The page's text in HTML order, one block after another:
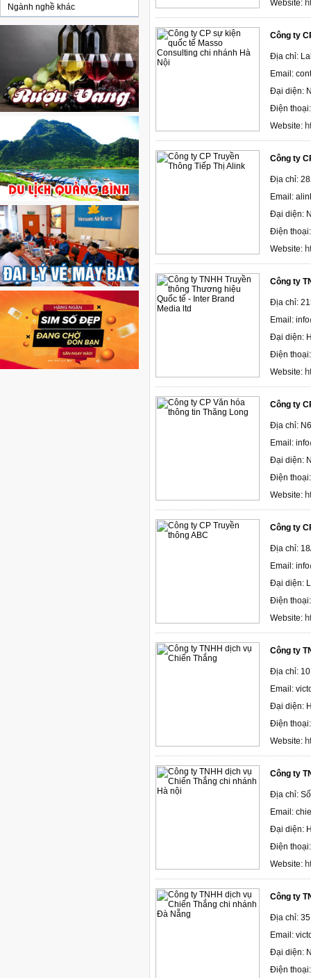
Ngành nghề khác
Website:
Công ty
Địa chỉ:
Email:
Đại diện:
Điện
Website:
Công ty
Địa chỉ:
Email:
Đại diện:
Điện
Website:
Công ty
Địa chỉ:
Email:
Đại diện:
Điện
Website:
Công ty
Địa chỉ:
Email:
Đại diện:
Điện
Website:
Công ty
Địa chỉ:
Email:
Đại diện:
Điện
Website:
Công ty
Địa chỉ:
Email:
Đại diện:
Điện
Website:
Công ty
Địa chỉ:
Email:
Đại diện:
Điện
Website:
Công ty
Địa chỉ:
Email:
Đại diện:
Điện